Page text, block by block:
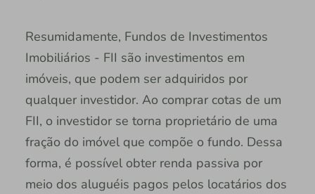
Resumidamente, Fundos de Investimentos
Imobiliários - FII são investimentos em
imóveis, que podem ser adquiridos por
qualquer investidor. Ao comprar cotas de um
FII, o investidor se torna proprietário de uma
fração do imóvel que compõe o fundo. Dessa
forma, é possível obter renda passiva por
meio dos aluguéis pagos pelos locatários dos